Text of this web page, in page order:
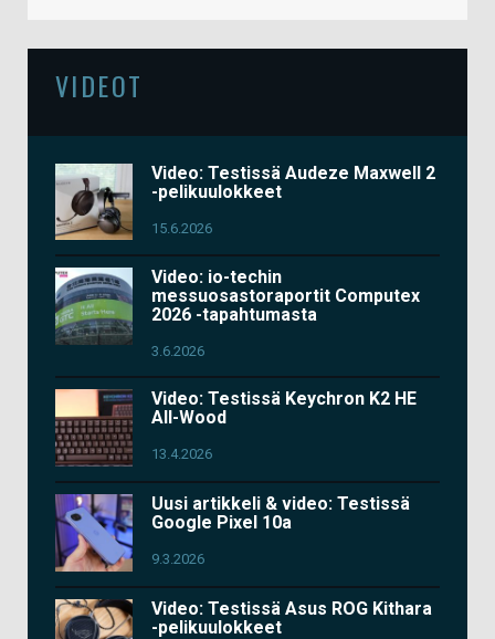
VIDEOT
Video: Testissä Audeze Maxwell 2
-pelikuulokkeet
15.6.2026
Video: io-techin
messuosastoraportit Computex
2026 -tapahtumasta
3.6.2026
Video: Testissä Keychron K2 HE
All-Wood
13.4.2026
Uusi artikkeli & video: Testissä
Google Pixel 10a
9.3.2026
Video: Testissä Asus ROG Kithara
-pelikuulokkeet